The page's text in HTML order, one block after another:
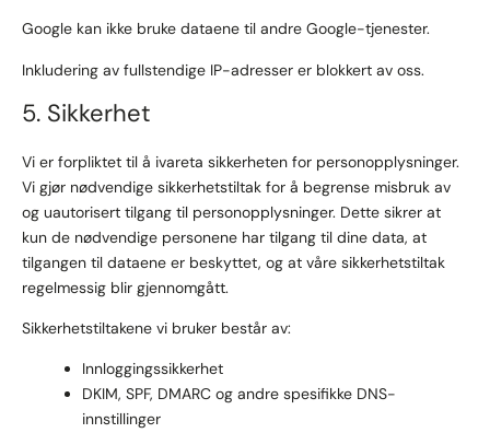
Google kan ikke bruke dataene til andre Google-tjenester.
Inkludering av fullstendige IP-adresser er blokkert av oss.
5. Sikkerhet
Vi er forpliktet til å ivareta sikkerheten for personopplysninger.
Vi gjør nødvendige sikkerhetstiltak for å begrense misbruk av
og uautorisert tilgang til personopplysninger. Dette sikrer at
kun de nødvendige personene har tilgang til dine data, at
tilgangen til dataene er beskyttet, og at våre sikkerhetstiltak
regelmessig blir gjennomgått.
Sikkerhetstiltakene vi bruker består av:
Innloggingssikkerhet
DKIM, SPF, DMARC og andre spesifikke DNS-
innstillinger